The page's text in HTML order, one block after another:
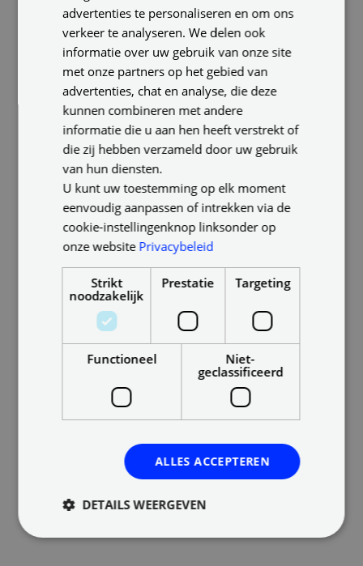
advertenties te personaliseren en om ons
verkeer te analyseren. We delen ook
informatie over uw gebruik van onze site
met onze partners op het gebied van
advertenties, chat en analyse, die deze
kunnen combineren met andere
informatie die u aan hen heeft verstrekt of
die zij hebben verzameld door uw gebruik
van hun diensten.
U kunt uw toestemming op elk moment
eenvoudig aanpassen of intrekken via de
cookie-instellingenknop linksonder op
onze website Privacybeleid
Strikt
noodzakelijk
Prestatie Targeting
Functioneel
Niet-
geclassificeerd
ALLES ACCEPTEREN
DETAILS WEERGEVEN